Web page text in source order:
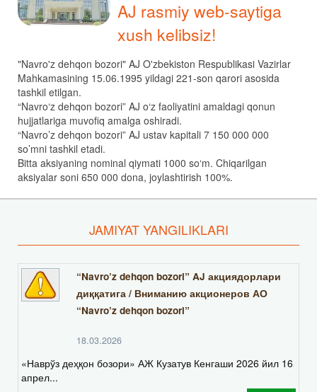
AJ rasmiy web-saytiga
xush kelibsiz!
"Navro'z dehqon bozori" AJ O'zbekiston Respublikasi Vazirlar
Mahkamasining 15.06.1995 yildagi 221-son qarori asosida
tashkil etilgan.
“Navro‘z dehqon bozori” AJ o‘z faoliyatini amaldagi qonun
hujjatlariga muvofiq amalga oshiradi.
“Navro’z dehqon bozori” AJ ustav kapitali 7 150 000 000
so’mni tashkil etadi.
Bitta aksiyaning nominal qiymati 1000 so‘m. Chiqarilgan
aksiyalar soni 650 000 dona, joylashtirish 100%.
JAMIYAT YANGILIKLARI
“Navro’z dehqon bozori” AJ акциядорлари
диққатига / Вниманию акционеров АО
“Navro’z dehqon bozori”
18.03.2026
«Наврўз деҳқон бозори» АЖ Кузатув Кенгаши 2026 йил 16
апрел...